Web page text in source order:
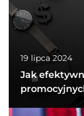
19 lipca 2024
Jak